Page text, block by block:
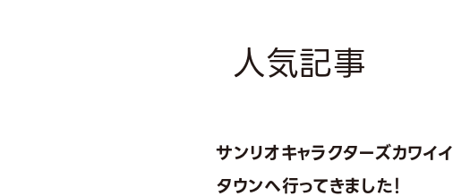
人気記事
サンリオキャラクターズカワイイ
タウンへ行ってきました！